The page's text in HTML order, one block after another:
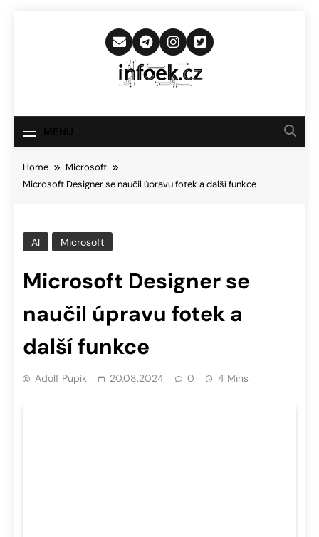
Infoek.cz
Novinkám
Home
Microsoft
Microsoft Designer se naučil úpravu fotek a další funkce
AI Microsoft
Microsoft Designer se
naučil úpravu fotek a
další funkce
Adolf Pupík 20.08.2024 0 4 Mins